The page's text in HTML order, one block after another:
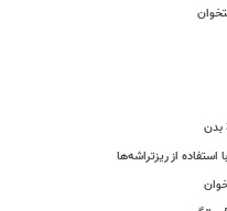
از ریزتراشه‌ها